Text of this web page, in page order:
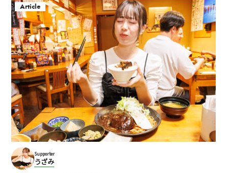
Article
Supporter
うざみ